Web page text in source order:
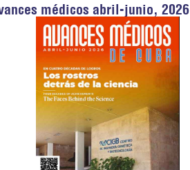
médicos abril-junio, 2026